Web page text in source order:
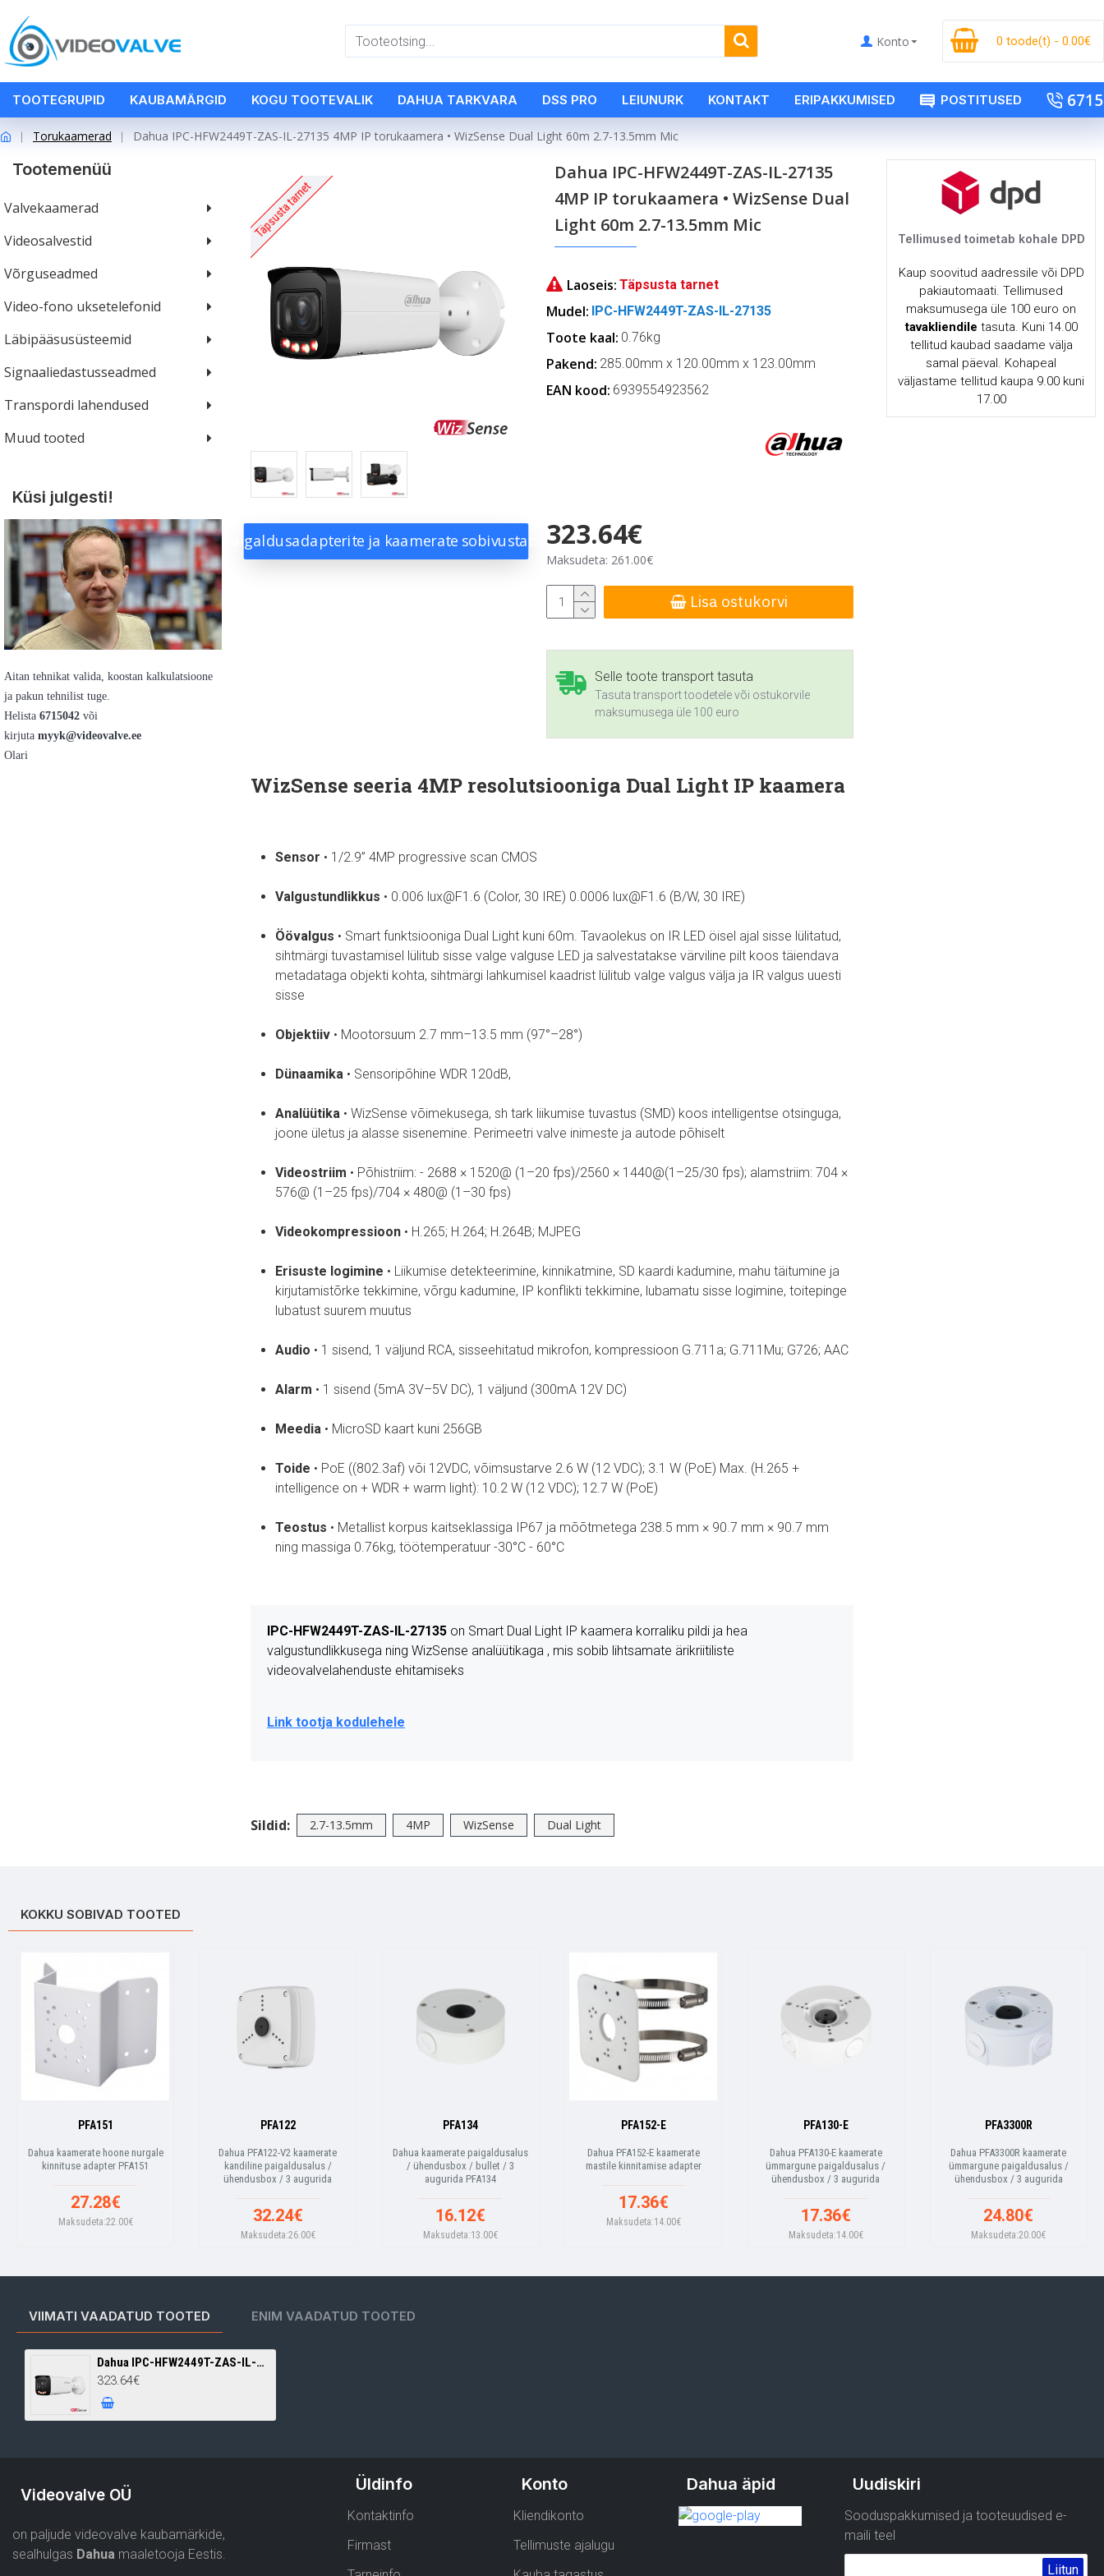
Konto 0 toode(t) - 0.00€
TOOTEGRUPID KAUBAMÄRGID KOGU TOOTEVALIK DAHUA TARKVARA DSS PRO LEIUNURK KONTAKT ERIPAKKUMISED POSTITUSED
Torukaamerad Dahua IPC-HFW2449T-ZAS-IL-27135 4MP IP torukaamera • WizSense Dual Light 60m 2.7-13.5mm Mic
Tootemenüü
Valvekaamerad
Videosalvestid
Võrguseadmed
Video-fono uksetelefonid
Läbipääsusüsteemid
Signaaliedastusseadmed
Transpordi lahendused
Muud tooted
Küsi julgesti!
Aitan tehnikat valida, koostan kalkulatsioone
ja pakun tehnilist tuge.
Helista 6715042 või
kirjuta myyk@videovalve.ee
Olari
Täpsusta tarnet
Paigaldusadapterite ja kaamerate sobivustabel
Dahua IPC-HFW2449T-ZAS-IL-27135
4MP IP torukaamera • WizSense Dual
Light 60m 2.7-13.5mm Mic
323.64€
Maksudeta: 261.00€
Laoseis: Täpsusta tarnet
Mudel: IPC-HFW2449T-ZAS-IL-27135
Toote kaal: 0.76kg
Pakend: 285.00mm x 120.00mm x 123.00mm
EAN kood: 6939554923562
Lisa ostukorvi
Selle toote transport tasuta
Tasuta transport toodetele või ostukorvile
maksumusega üle 100 euro
WizSense seeria 4MP resolutsiooniga Dual Light IP kaamera
Sensor • 1/2.9” 4MP progressive scan CMOS
Valgustundlikkus • 0.006 lux@F1.6 (Color, 30 IRE) 0.0006 lux@F1.6 (B/W, 30 IRE)
Öövalgus • Smart funktsiooniga Dual Light kuni 60m. Tavaolekus on IR LED öisel ajal sisse lülitatud,
sihtmärgi tuvastamisel lülitub sisse valge valguse LED ja salvestatakse värviline pilt koos täiendava
metadataga objekti kohta, sihtmärgi lahkumisel kaadrist lülitub valge valgus välja ja IR valgus uuesti
sisse
Objektiiv • Mootorsuum 2.7 mm–13.5 mm (97°–28°)
Dünaamika • Sensoripõhine WDR 120dB,
Analüütika • WizSense võimekusega, sh tark liikumise tuvastus (SMD) koos intelligentse otsinguga,
joone ületus ja alasse sisenemine. Perimeetri valve inimeste ja autode põhiselt
Videostriim • Põhistriim: - 2688 × 1520@ (1–20 fps)/2560 × 1440@(1–25/30 fps); alamstriim: 704 ×
576@ (1–25 fps)/704 × 480@ (1–30 fps)
Videokompressioon • H.265; H.264; H.264B; MJPEG
Erisuste logimine • Liikumise detekteerimine, kinnikatmine, SD kaardi kadumine, mahu täitumine ja
kirjutamistõrke tekkimine, võrgu kadumine, IP konflikti tekkimine, lubamatu sisse logimine, toitepinge
lubatust suurem muutus
Audio • 1 sisend, 1 väljund RCA, sisseehitatud mikrofon, kompressioon G.711a; G.711Mu; G726; AAC
Alarm • 1 sisend (5mA 3V–5V DC), 1 väljund (300mA 12V DC)
Meedia • MicroSD kaart kuni 256GB
Toide • PoE ((802.3af) või 12VDC, võimsustarve 2.6 W (12 VDC); 3.1 W (PoE) Max. (H.265 +
intelligence on + WDR + warm light): 10.2 W (12 VDC); 12.7 W (PoE)
Teostus • Metallist korpus kaitseklassiga IP67 ja mõõtmetega 238.5 mm × 90.7 mm × 90.7 mm
ning massiga 0.76kg, töötemperatuur -30°C - 60°C
IPC-HFW2449T-ZAS-IL-27135 on Smart Dual Light IP kaamera korraliku pildi ja hea
valgustundlikkusega ning WizSense analüütikaga , mis sobib lihtsamate ärikriitiliste
videovalvelahenduste ehitamiseks
Link tootja kodulehele
Sildid: 2.7-13.5mm 4MP WizSense Dual Light
Tellimused toimetab kohale DPD
Kaup soovitud aadressile või DPD
pakiautomaati. Tellimused
maksumusega üle 100 euro on
tavakliendile tasuta. Kuni 14.00
tellitud kaubad saadame välja
samal päeval. Kohapeal
väljastame tellitud kaupa 9.00 kuni
17.00
KOKKU SOBIVAD TOOTED
PFA151
Dahua kaamerate hoone nurgale
kinnituse adapter PFA151
27.28€
Maksudeta:22.00€
PFA122
Dahua PFA122-V2 kaamerate
kandiline paigaldusalus /
ühendusbox / 3 augurida
32.24€
Maksudeta:26.00€
PFA134
Dahua kaamerate paigaldusalus
/ ühendusbox / bullet / 3
augurida PFA134
16.12€
Maksudeta:13.00€
PFA152-E
Dahua PFA152-E kaamerate
mastile kinnitamise adapter
17.36€
Maksudeta:14.00€
PFA130-E
Dahua PFA130-E kaamerate
ümmargune paigaldusalus /
ühendusbox / 3 augurida
17.36€
Maksudeta:14.00€
PFA3300R
Dahua PFA3300R kaamerate
ümmargune paigaldusalus /
ühendusbox / 3 augurida
24.80€
Maksudeta:20.00€
VIIMATI VAADATUD TOOTED ENIM VAADATUD TOOTED
Dahua IPC-HFW2449T-ZAS-IL-27135 4MP IP torukaamera • WizSense Dual Light 60m 2.7-13.5mm Mic
323.64€
Videovalve OÜ
on paljude videovalve kaubamärkide,
sealhulgas Dahua maaletooja Eestis.
Üldinfo
Kontaktinfo
Firmast
Konto
Kliendikonto
Tellimuste ajalugu
Dahua äpid Uudiskiri
Sooduspakkumised ja tooteuudised e-
maili teel
Liitun